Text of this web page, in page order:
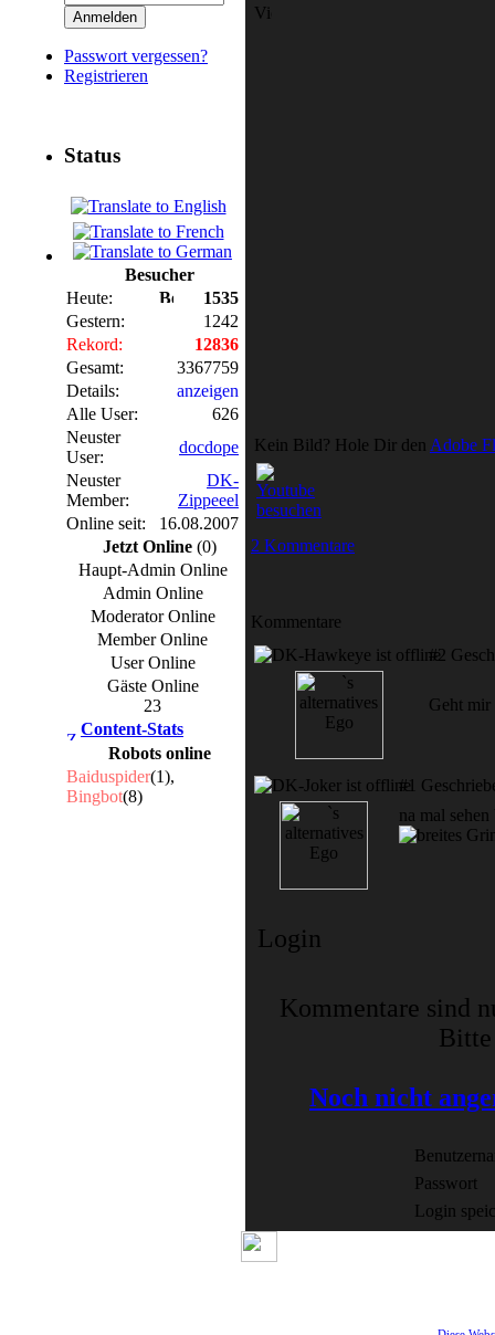
Passwort vergessen?
Registrieren
Status
Besucher
Heute:
1535
Gestern:
1242
Rekord:
12836
Gesamt:
3367759
Details:
anzeigen
Alle User:
626
Neuster
User:
docdope
Neuster
Member:
DK-
Zippeeel
Online seit:
16.08.2007
Jetzt Online (0)
Haupt-Admin Online
Admin Online
Moderator Online
Member Online
User Online
Gäste Online
23
Content-Stats
Robots online
Baiduspider(1),
Bingbot(8)
Kein Bild? Hole Dir den Adobe
2 Kommentare
Kommentare
#2
Geht
#1
na mal
Login
Kommentare sind
Noch nicht
Passwort
Login